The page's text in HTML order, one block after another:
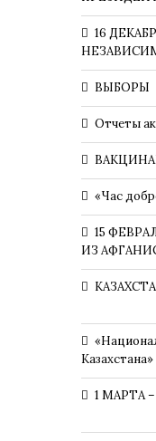
16
ВЫБОРЫ
Отчеты
«Час
15
ИЗ
Казахстана»
1 МАРТА